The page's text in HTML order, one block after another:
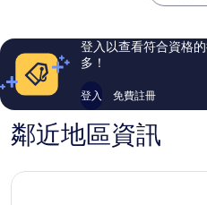
評
論
登入以查看符合資格
多！
登入 免費註冊
鄰近地區資訊